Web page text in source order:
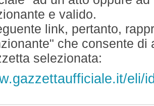
e valido.
link, pertanto,
che consente
selezionata:
eli/